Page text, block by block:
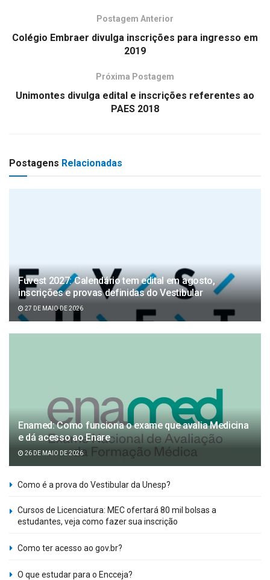
Postagem Anterior
Colégio Embraer divulga inscrições para ingresso em
2019
Próxima Postagem
Unimontes divulga edital e inscrições referentes ao
PAES 2018
Postagens Relacionadas
Fuvest 2027: Calendário tem edital em agosto,
inscrições e provas definidas do Vestibular
27 DE MAIO DE 2026
Enamed: Como funciona o exame que avalia Medicina
e dá acesso ao Enare
26 DE MAIO DE 2026
Como é a prova do Vestibular da Unesp?
Cursos de Licenciatura: MEC ofertará 80 mil bolsas a
estudantes, veja como fazer sua inscrição
Como ter acesso ao gov.br?
O que estudar para o Encceja?